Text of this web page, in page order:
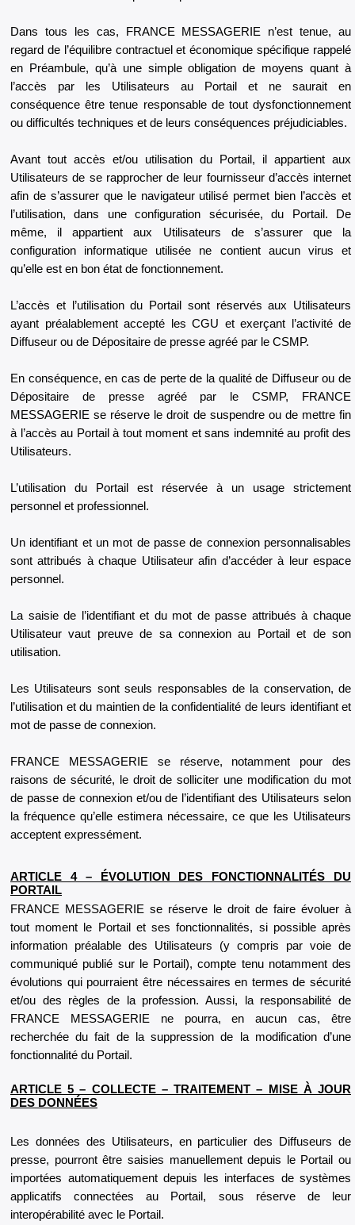
Dans tous les cas, FRANCE MESSAGERIE n’est tenue, au
regard de l’équilibre contractuel et économique spécifique rappelé
en Préambule, qu’à une simple obligation de moyens quant à
l’accès par les Utilisateurs au Portail et ne saurait en
conséquence être tenue responsable de tout dysfonctionnement
ou difficultés techniques et de leurs conséquences préjudiciables.
Avant tout accès et/ou utilisation du Portail, il appartient aux
Utilisateurs de se rapprocher de leur fournisseur d’accès internet
afin de s’assurer que le navigateur utilisé permet bien l’accès et
l’utilisation, dans une configuration sécurisée, du Portail. De
même, il appartient aux Utilisateurs de s’assurer que la
configuration informatique utilisée ne contient aucun virus et
qu’elle est en bon état de fonctionnement.
L’accès et l’utilisation du Portail sont réservés aux Utilisateurs
ayant préalablement accepté les CGU et exerçant l’activité de
Diffuseur ou de Dépositaire de presse agréé par le CSMP.
En conséquence, en cas de perte de la qualité de Diffuseur ou de
Dépositaire de presse agréé par le CSMP, FRANCE
MESSAGERIE se réserve le droit de suspendre ou de mettre fin
à l’accès au Portail à tout moment et sans indemnité au profit des
Utilisateurs.
L’utilisation du Portail est réservée à un usage strictement
personnel et professionnel.
Un identifiant et un mot de passe de connexion personnalisables
sont attribués à chaque Utilisateur afin d’accéder à leur espace
personnel.
La saisie de l’identifiant et du mot de passe attribués à chaque
Utilisateur vaut preuve de sa connexion au Portail et de son
utilisation.
Les Utilisateurs sont seuls responsables de la conservation, de
l’utilisation et du maintien de la confidentialité de leurs identifiant et
mot de passe de connexion.
FRANCE MESSAGERIE se réserve, notamment pour des
raisons de sécurité, le droit de solliciter une modification du mot
de passe de connexion et/ou de l’identifiant des Utilisateurs selon
la fréquence qu’elle estimera nécessaire, ce que les Utilisateurs
acceptent expressément.
ARTICLE 4 – ÉVOLUTION DES FONCTIONNALITÉS DU
PORTAIL
FRANCE MESSAGERIE se réserve le droit de faire évoluer à
tout moment le Portail et ses fonctionnalités, si possible après
information préalable des Utilisateurs (y compris par voie de
communiqué publié sur le Portail), compte tenu notamment des
évolutions qui pourraient être nécessaires en termes de sécurité
et/ou des règles de la profession. Aussi, la responsabilité de
FRANCE MESSAGERIE ne pourra, en aucun cas, être
recherchée du fait de la suppression de la modification d’une
fonctionnalité du Portail.
ARTICLE 5 – COLLECTE – TRAITEMENT – MISE À JOUR
DES DONNÉES
Les données des Utilisateurs, en particulier des Diffuseurs de
presse, pourront être saisies manuellement depuis le Portail ou
importées automatiquement depuis les interfaces de systèmes
applicatifs connectées au Portail, sous réserve de leur
interopérabilité avec le Portail.